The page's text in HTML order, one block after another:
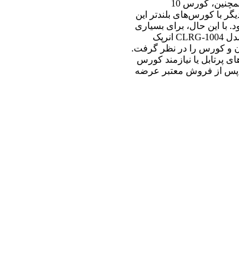
عنوان مثال، برخی جک‌های هیدرولیک مشابه با ظرفیت کمتر وزن کمتری دارند و برای کارهای سیار مناسب‌تر هستند. همچنین، کورس 10
با کورس‌های بلندتر این
با این حال، برای بسیاری
از کاربردهای تخصصی، این محدودیت‌ها قابل چشم‌پوشی هستند. در مجموع، جک هیدرولیک 100 تن با کورس 10 سانت مدل CLRG-1004 انرپک
و کورس را در نظر گرفت.
پرتابل یا نیازمند کورس
پس از فروش معتبر عرضه